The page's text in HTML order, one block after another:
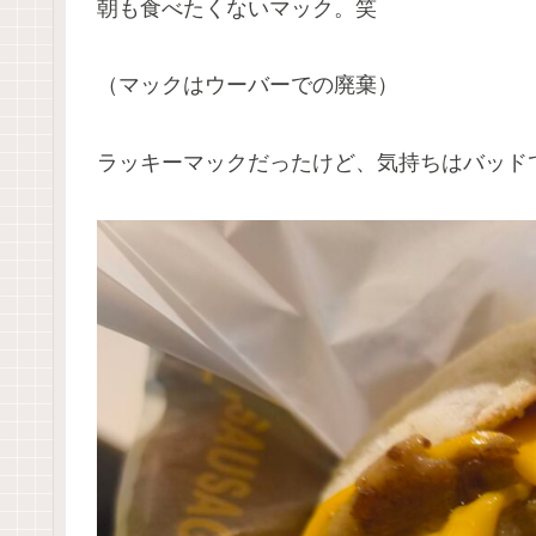
朝も食べたくないマック。笑
（マックはウーバーでの廃棄）
ラッキーマックだったけど、気持ちはバッ